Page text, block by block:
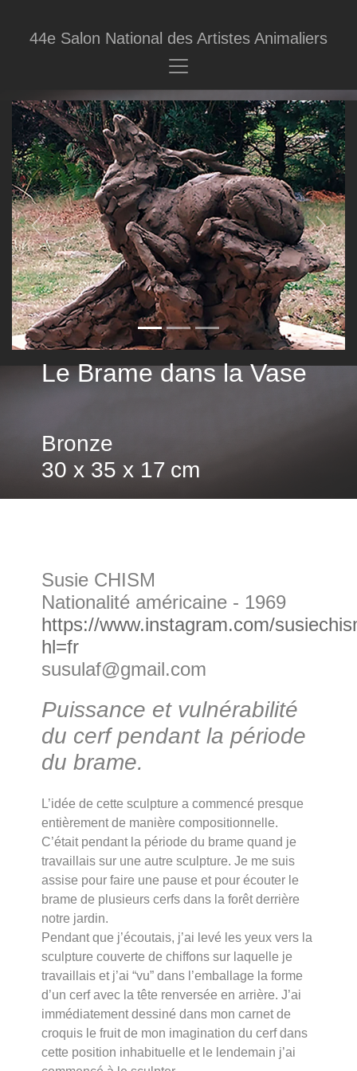
44e Salon National des Artistes Animaliers
Previous Next
Le Brame dans la Vase
Bronze
30 x 35 x 17 cm
Susie CHISM
Nationalité américaine - 1969
https://www.instagram.com/
hl=fr
susulaf@gmail.com
Puissance et vulnérabilité
du cerf pendant la période
du brame.
L’idée de cette sculpture a commencé presque
entièrement de manière compositionnelle.
C’était pendant la période du brame quand je
travaillais sur une autre sculpture. Je me suis
assise pour faire une pause et pour écouter le
brame de plusieurs cerfs dans la forêt derrière
notre jardin.
Pendant que j’écoutais, j’ai levé les yeux vers la
sculpture couverte de chiffons sur laquelle je
travaillais et j’ai “vu” dans l’emballage la forme
d’un cerf avec la tête renversée en arrière. J’ai
immédiatement dessiné dans mon carnet de
croquis le fruit de mon imagination du cerf dans
cette position inhabituelle et le lendemain j’ai